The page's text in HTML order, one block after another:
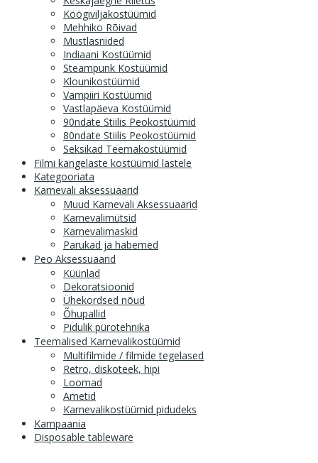
Köögiviljakostüümid
Mehhiko Rõivad
Mustlasriided
Indiaani Kostüümid
Steampunk Kostüümid
Klounikostüümid
Vampiiri Kostüümid
Vastlapäeva Kostüümid
90ndate Stiilis Peokostüümid
80ndate Stiilis Peokostüümid
Seksikad Teemakostüümid
Filmi kangelaste kostüümid lastele
Kategooriata
Karnevali aksessuaarid
Muud Karnevali Aksessuaarid
Karnevalimütsid
Karnevalimaskid
Parukad ja habemed
Peo Aksessuaarid
Küünlad
Dekoratsioonid
Ühekordsed nõud
Õhupallid
Pidulik pürotehnika
Teemalised Karnevalikostüümid
Multifilmide / filmide tegelased
Retro, diskoteek, hipi
Loomad
Ametid
Karnevalikostüümid pidudeks
Kampaania
Disposable tableware